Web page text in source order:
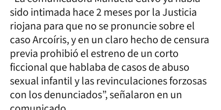
sido intimada hace 2 meses por la Justicia
riojana para que no se pronuncie sobre el
caso Arcoíris, y en un claro hecho de censura
previa prohibió el estreno de un corto
ficcional que hablaba de casos de abuso
sexual infantil y las revinculaciones forzosas
con los denunciados”, señalaron en un